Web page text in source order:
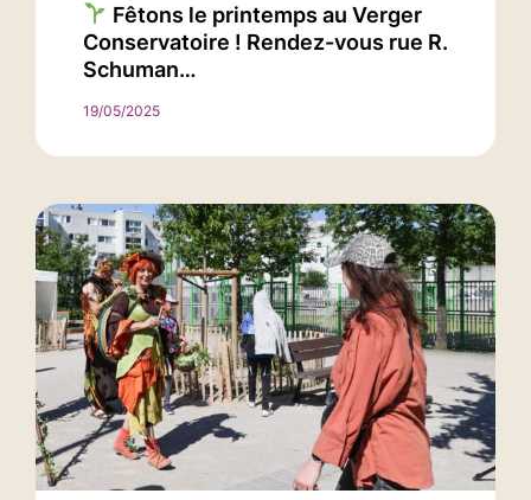
Fêtons le printemps au Verger
Conservatoire ! Rendez-vous rue R.
Schuman…
19/05/2025